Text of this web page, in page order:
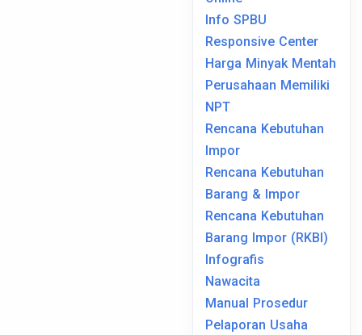
Info SPBU
Responsive Center
Harga Minyak Mentah
Perusahaan Memiliki
NPT
Rencana Kebutuhan
Impor
Rencana Kebutuhan
Barang & Impor
Rencana Kebutuhan
Barang Impor (RKBI)
Infografis
Nawacita
Manual Prosedur
Pelaporan Usaha